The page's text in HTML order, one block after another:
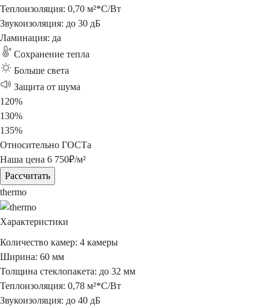
Теплоизоляция: 0,70 м²*С/Вт
Звукоизоляция: до 30 дБ
Ламинация: да
Сохранение тепла
Больше света
Защита от шума
120%
130%
135%
Относительно ГОСТа
Наша цена 6 750₽/м²
Рассчитать
thermo
Характеристики
Количество камер: 4 камеры
Ширина: 60 мм
Толщина стеклопакета: до 32 мм
Теплоизоляция: 0,78 м²*С/Вт
Звукоизоляция: до 40 дБ